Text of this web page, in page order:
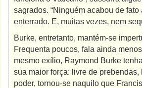
sagrados. “Ninguém acabou de fato
enterrado. E, muitas vezes, nem
Burke, entretanto, mantém-se
Frequenta poucos, fala ainda
mesmo exílio, Raymond Burke
sua maior força: livre de
poder, tornou-se naquilo que